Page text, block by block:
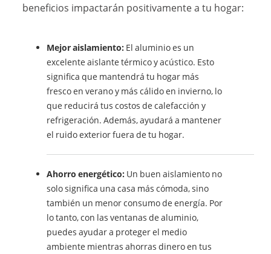
beneficios impactarán positivamente a tu hogar:
Mejor aislamiento: El aluminio es un
excelente aislante térmico y acústico. Esto
significa que mantendrá tu hogar más
fresco en verano y más cálido en invierno, lo
que reducirá tus costos de calefacción y
refrigeración. Además, ayudará a mantener
el ruido exterior fuera de tu hogar.
Ahorro energético: Un buen aislamiento no
solo significa una casa más cómoda, sino
también un menor consumo de energía. Por
lo tanto, con las ventanas de aluminio,
puedes ayudar a proteger el medio
ambiente mientras ahorras dinero en tus